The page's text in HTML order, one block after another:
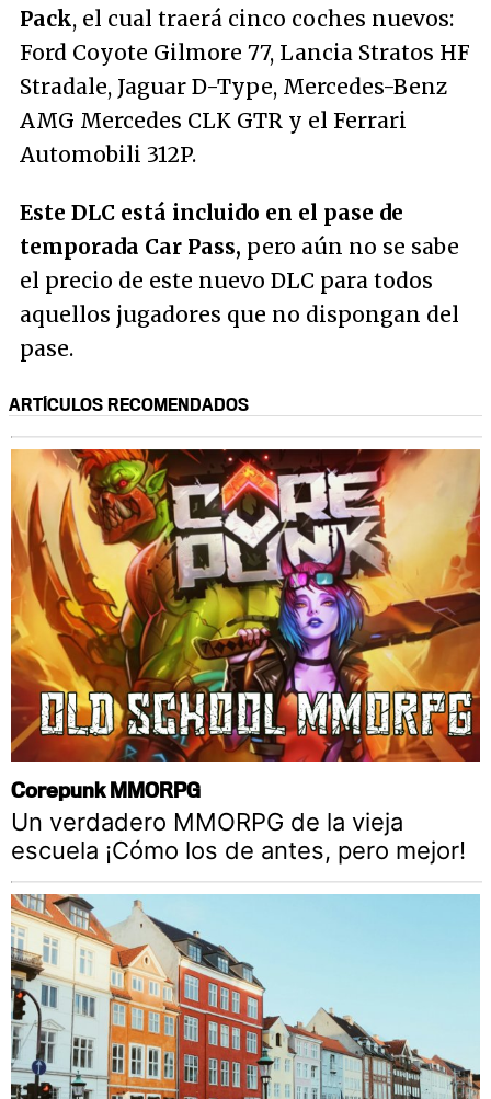
Pack, el cual traerá cinco coches nuevos:
Ford Coyote Gilmore 77, Lancia Stratos HF
Stradale, Jaguar D-Type, Mercedes-Benz
AMG Mercedes CLK GTR y el Ferrari
Automobili 312P.
Este DLC está incluido en el pase de
temporada Car Pass, pero aún no se sabe
el precio de este nuevo DLC para todos
aquellos jugadores que no dispongan del
pase.
ARTÍCULOS RECOMENDADOS
Corepunk MMORPG
Un verdadero MMORPG de la vieja
escuela ¡Cómo los de antes, pero mejor!